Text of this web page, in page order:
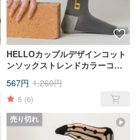
HELLOカップルデザインコット
ンソックストレンドカラーコン
クス男性と女性同じスタイルの
ストッキング
567円 1,260円
5 (6)
売り切れ